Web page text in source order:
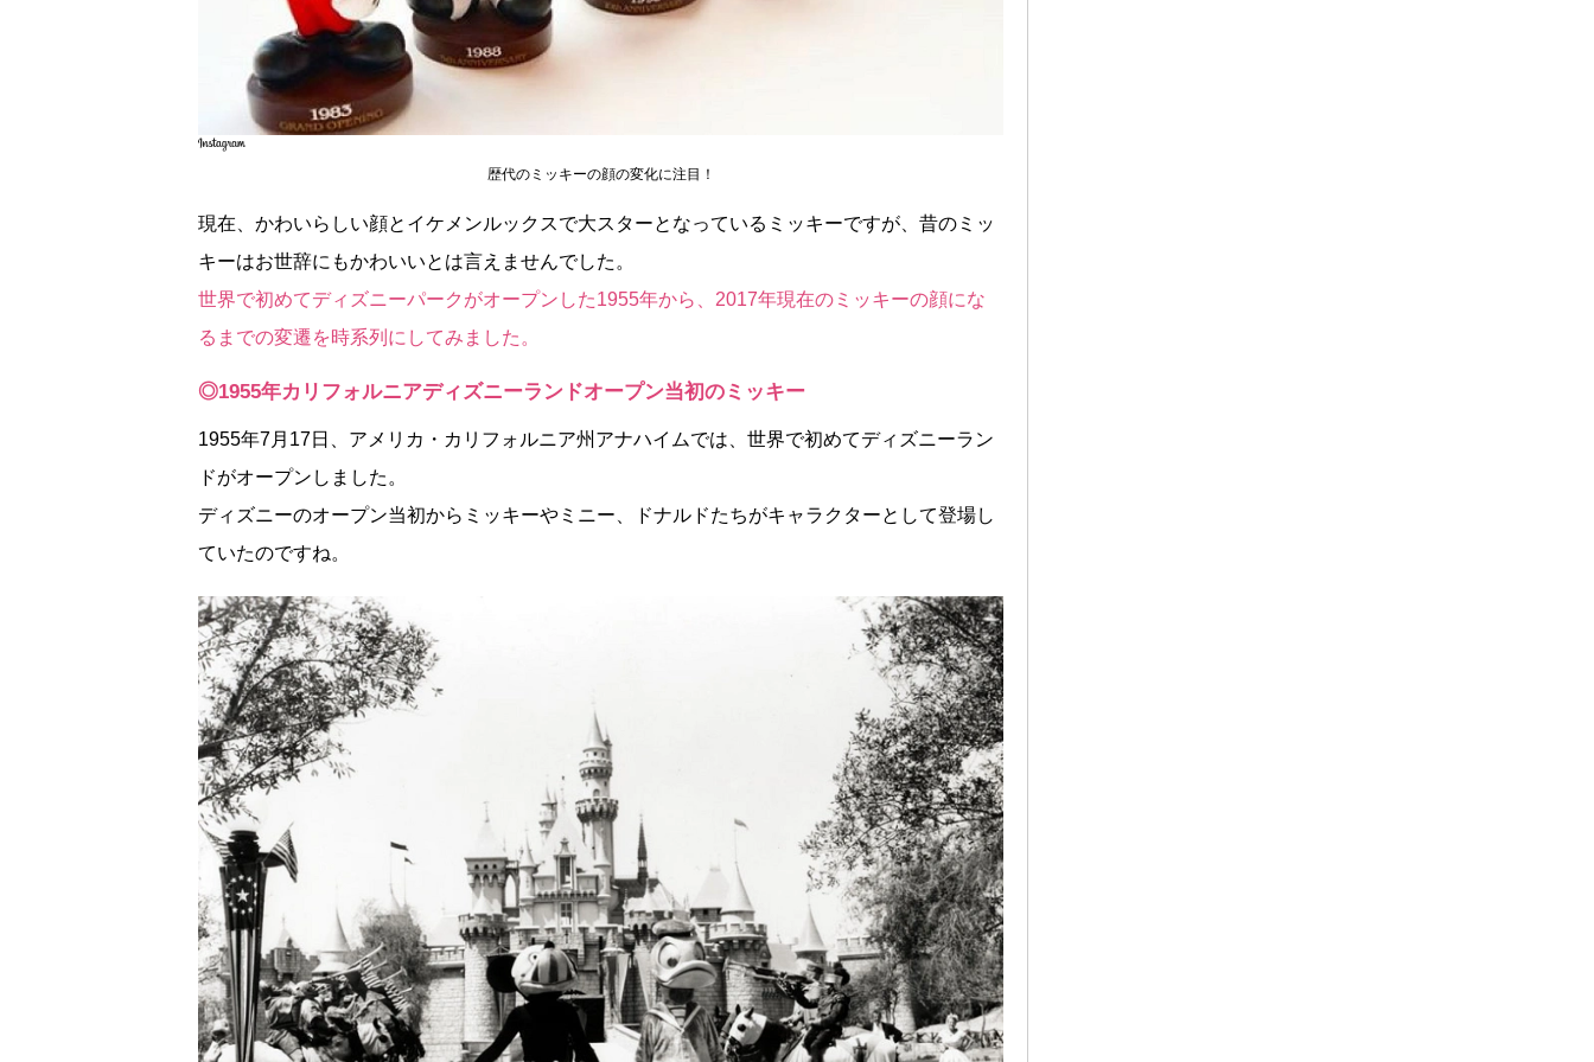
歴代のミッキーの顔の変化に注目！
現在、かわいらしい顔とイケメンルックスで大スターとなっているミッキーですが、昔のミッ
キーはお世辞にもかわいいとは言えませんでした。
世界で初めてディズニーパークがオープンした1955年から、2017年現在のミッキーの顔にな
るまでの変遷を時系列にしてみました。
◎1955年カリフォルニアディズニーランドオープン当初のミッキー
1955年7月17日、アメリカ・カリフォルニア州アナハイムでは、世界で初めてディズニーラン
ドがオープンしました。
ディズニーのオープン当初からミッキーやミニー、ドナルドたちがキャラクターとして登場し
ていたのですね。